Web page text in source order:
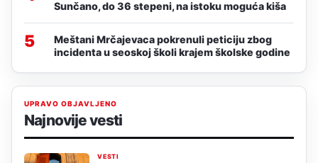
Sunčano, do 36 stepeni, na istoku moguća kiša
5
Meštani Mrčajevaca pokrenuli peticiju zbog
incidenta u seoskoj školi krajem školske godine
UPRAVO OBJAVLJENO
Najnovije vesti
VESTI